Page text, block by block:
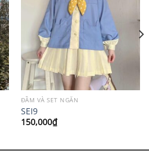
ĐẦM VÀ SET NGẮN
SEI9
150,000₫